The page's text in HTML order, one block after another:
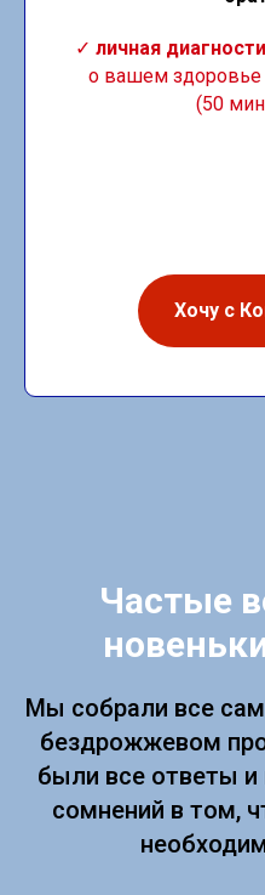
✓ личная
о вашем здоровье
(50
Хочу с
Частые
Мы собрали все
бездрожжевом
были все ответы и
сомнений в том,